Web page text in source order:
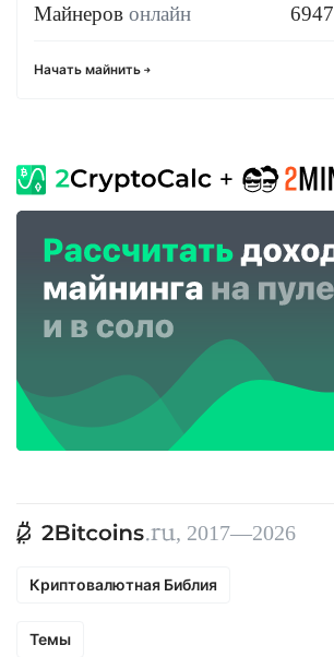
Майнеров онлайн 6947
Начать майнить
, 2017—2026
Криптовалютная Библия
Темы